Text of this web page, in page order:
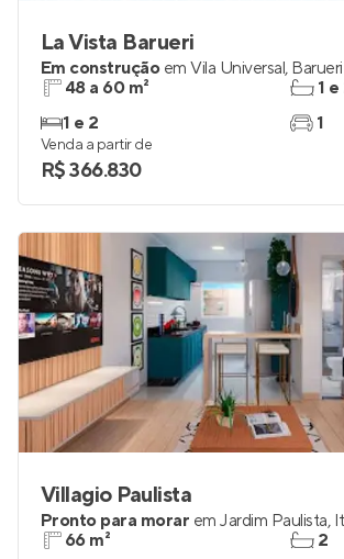
La Vista Barueri
Em construção em Vila Universal, Barueri
48 a 60 m²
1 e 2
1 e
1
Venda a partir de
R$ 366.830
Villagio Paulista
Pronto para morar em Jardim Paulista,
66 m²
2